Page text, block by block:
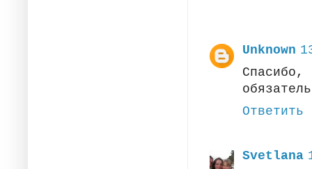
Unknown
Ответить
Svetlana